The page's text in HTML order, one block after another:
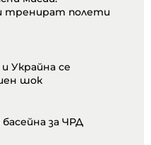
тренират полети
Украйна се
шок
за ЧРД